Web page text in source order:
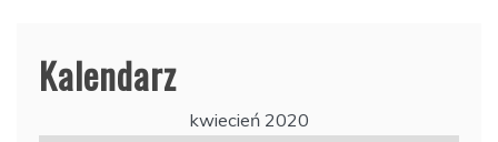
Kalendarz
kwiecień 2020